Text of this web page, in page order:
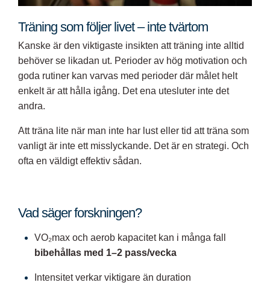
Träning som följer livet – inte tvärtom
Kanske är den viktigaste insikten att träning inte alltid
behöver se likadan ut. Perioder av hög motivation och
goda rutiner kan varvas med perioder där målet helt
enkelt är att hålla igång. Det ena utesluter inte det
andra.
Att träna lite när man inte har lust eller tid att träna som
vanligt är inte ett misslyckande. Det är en strategi. Och
ofta en väldigt effektiv sådan.
Vad säger forskningen?
VO₂max och aerob kapacitet kan i många fall
bibehållas med 1–2 pass/vecka
Intensitet verkar viktigare än duration